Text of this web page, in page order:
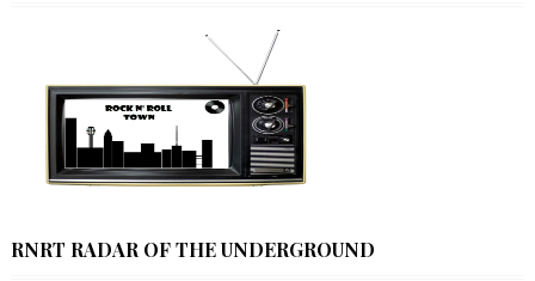
RNRT RADAR OF THE UNDERGROUND